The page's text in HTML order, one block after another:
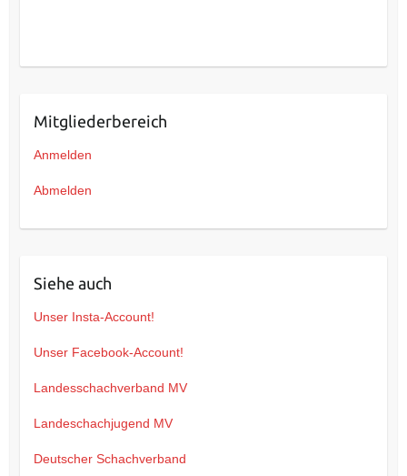
Mitgliederbereich
Anmelden
Abmelden
Siehe auch
Unser Insta-Account!
Unser Facebook-Account!
Landesschachverband MV
Landeschachjugend MV
Deutscher Schachverband